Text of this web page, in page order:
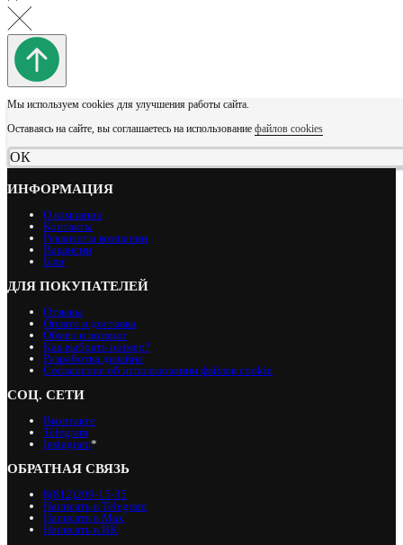
Мы используем cookies для улучшения работы сайта.
Оставаясь на сайте, вы соглашаетесь на использование файлов cookies
ОК
ИНФОРМАЦИЯ
О компании
Контакты
Реквизиты компании
Вакансии
Блог
ДЛЯ ПОКУПАТЕЛЕЙ
Отзывы
Оплата и доставка
Обмен и возврат
Как выбрать размер?
Разработка дизайна
Соглашение об использовании файлов cookie
СОЦ. СЕТИ
Вконтакте
Telegram
Instagram*
ОБРАТНАЯ СВЯЗЬ
8(812)209-15-35
Написать в Telegram
Написать в Max
Написать в ВК